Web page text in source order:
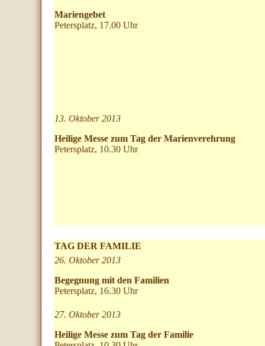
Mariengebet
Petersplatz, 17.00 Uhr
13. Oktober 2013
Heilige Messe zum Tag der Marienverehrung
Petersplatz, 10.30 Uhr
TAG DER FAMILIE
26. Oktober 2013
Begegnung mit den Familien
Petersplatz, 16.30 Uhr
27. Oktober 2013
Heilige Messe zum Tag der Familie